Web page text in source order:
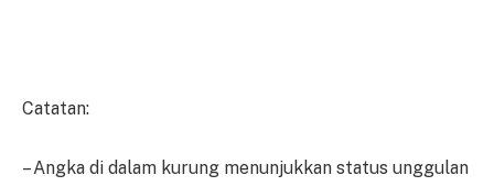
Catatan:
– Angka di dalam kurung menunjukkan status unggulan